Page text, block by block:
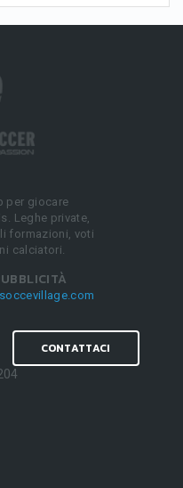
per giocare
Leghe private,
formazioni, voti
calciatori.
CONTATTACI